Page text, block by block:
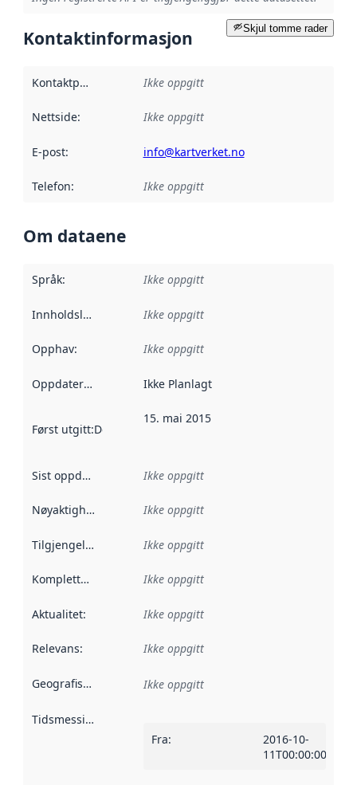
Skjul tomme rader
Kontaktinformasjon
Kontaktpunkt Ikke oppgitt
Nettside: Ikke oppgitt
E-post: info@kartverket.no
Telefon: Ikke oppgitt
Om dataene
Språk: Ikke oppgitt
Innholdsleverandører :
Ikke oppgitt
Opphav: Ikke oppgitt
Oppdateringsfrekvens :
Ikke Planlagt
Først utgitt:Denne datoen sier når dataene i dette
15. mai 2015
Sist oppdatert Ikke oppgitt
Nøyaktighet Ikke oppgitt
Tilgjengelighet Ikke oppgitt
Kompletthet Ikke oppgitt
Aktualitet: Ikke oppgitt
Relevans: Ikke oppgitt
Geografisk avgrensning :
Ikke oppgitt
Tidsmessig avgrensning
Fra:
2016-10-
11T00:00:00Z